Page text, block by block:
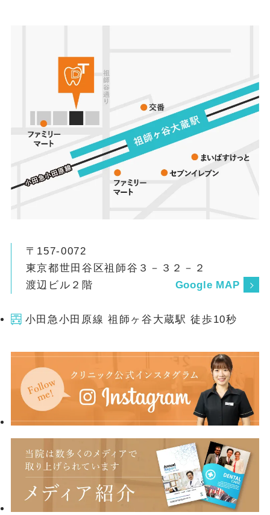
〒157-0072
東京都世田谷区祖師谷３－３２－２
渡辺ビル２階
Google MAP
小田急小田原線 祖師ヶ谷大蔵駅 徒歩10秒